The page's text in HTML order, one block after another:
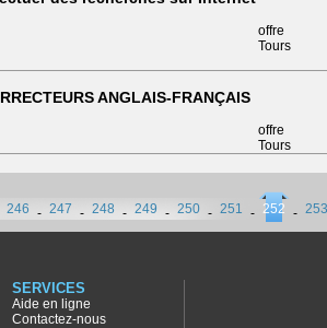
offre
Tours
ANGLAIS-FRANÇAIS
offre
Tours
246 - 247 - 248 - 249 - 250 - 251 - 252 - 253
SERVICES
Aide en ligne
Contactez-nous